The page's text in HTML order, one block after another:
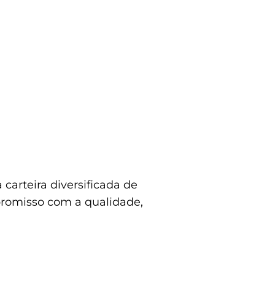
diversificada de
com a qualidade,